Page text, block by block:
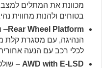
מכוונת את המתלים למצב
בטוחים ולהנות מחווית
Rear Wheel Platform
–
הנהיגה, עם מסגרת קלת
לכלי רכב עם הנעה אחורית.
AWD with E-LSD – שולט